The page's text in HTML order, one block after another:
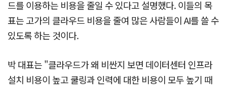
드를 이용하는 비용을 줄일 수 있다고 설명했다. 이들의 목
표는 고가의 클라우드 비용을 줄여 많은 사람들이 AI를 쓸 수
있도록 하는 것이다.
박 대표는 "클라우드가 왜 비싼지 보면 데이터센터 인프라
설치 비용이 높고 쿨링과 인력에 대한 비용이 모두 높기 때